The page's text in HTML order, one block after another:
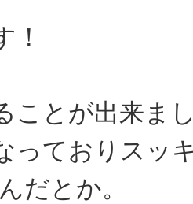
！
ことが出来まし
ておりスッ
だとか。